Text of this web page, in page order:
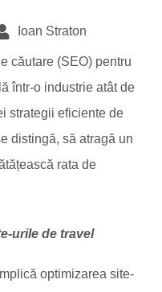
Ioan Straton
căutare (SEO) pentru
într-o industrie atât de
strategii eficiente de
distingă, să atragă un
rata de
urile de travel
optimizarea site-